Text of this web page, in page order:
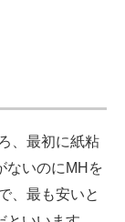
、最初に紙粘
ないのにMHを
、最も安いと